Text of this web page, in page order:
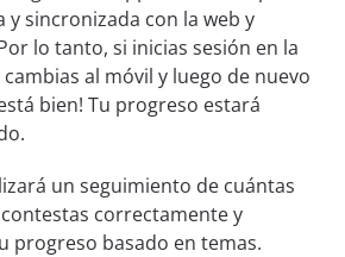
y sincronizada con la web y
lo tanto, si inicias sesión en la
al móvil y luego de nuevo
bien! Tu progreso estará
un seguimiento de cuántas
correctamente y
progreso basado en temas.